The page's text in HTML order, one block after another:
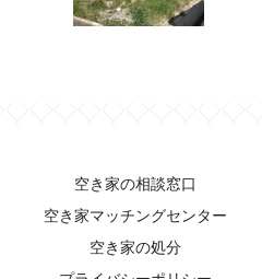
空き家の相談窓口
空き家マッチングセンター
空き家の処分